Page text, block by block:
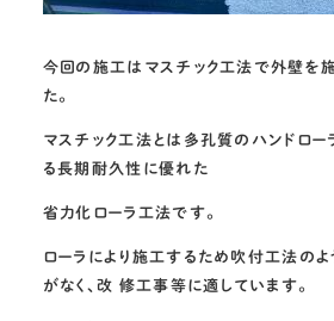
今回の施工はマスチック工法で外壁を
た。
マスチック工法とは多孔質のハンドロー
る長期耐久性に優れた
省力化ローラ工法です。
ローラにより施工するため吹付工法の
がなく、改 修工事等に適しています。